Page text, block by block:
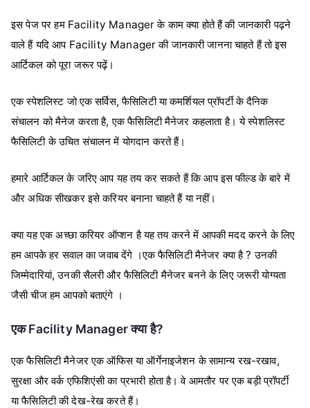
इस पेज पर हम Facility Manager के काम क्या होते हैं की जानकारी पढ़ने
वाले हैं यदि आप Facility Manager की जानकारी जानना चाहते हैं तो इस
आर्टिकल को पूरा जरूर पढ़ें।
एक स्पेशलिस्ट जो एक सर्विस, फैसिलिटी या कमर्शियल प्रॉपर्टी के दैनिक
संचालन को मैनेज करता है, एक फैसिलिटी मैनेजर कहलाता है। ये स्पेशलिस्ट
फैसिलिटी के उचित संचालन में योगदान करते हैं।
हमारे आर्टिकल के जरिए आप यह तय कर सकते हैं कि आप इस फील्ड के बारे में
और अधिक सीखकर इसे करियर बनाना चाहते हैं या नहीं।
क्या यह एक अच्छा करियर ऑप्शन है यह तय करने में आपकी मदद करने के लिए
हम आपके हर सवाल का जवाब देंगे ।एक फैसिलिटी मैनेजर क्या है ? उनकी
जिम्मेदारियां, उनकी सैलरी और फैसिलिटी मैनेजर बनने के लिए जरूरी योग्यता
जैसी चीज हम आपको बताएंगे ।
एक Facility Manager क्या है?
एक फैसिलिटी मैनेजर एक ऑफिस या ऑर्गेनाइजेशन के सामान्य रख-रखाव,
सुरक्षा और वर्क एफिशिएंसी का प्रभारी होता है। वे आमतौर पर एक बड़ी प्रॉपर्टी
या फैसिलिटी की देख-रेख करते हैं।